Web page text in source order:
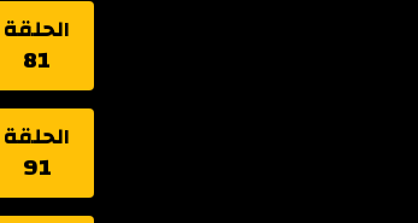
الحلقة
81
الحلقة
91